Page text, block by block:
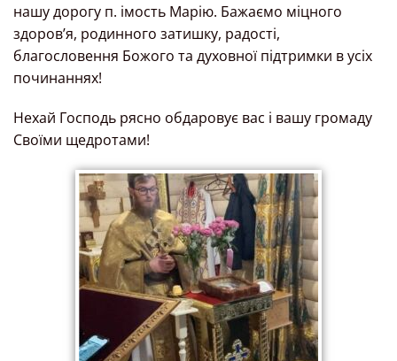
нашу дорогу п. імость Марію. Бажаємо міцного
здоров’я, родинного затишку, радості,
благословення Божого та духовної підтримки в усіх
починаннях!
Нехай Господь рясно обдаровує вас і вашу громаду
Своїми щедротами!